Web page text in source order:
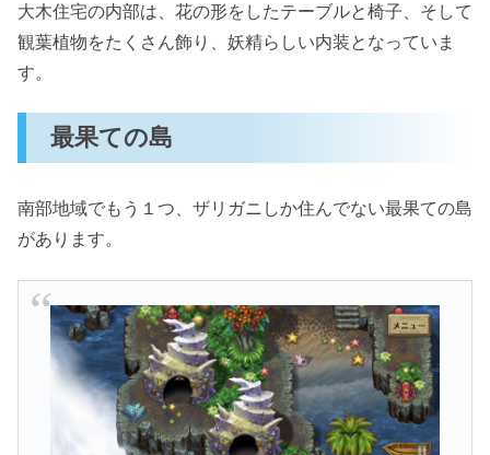
大木住宅の内部は、花の形をしたテーブルと椅子、そして
観葉植物をたくさん飾り、妖精らしい内装となっていま
す。
最果ての島
南部地域でもう１つ、ザリガニしか住んでない最果ての島
があります。